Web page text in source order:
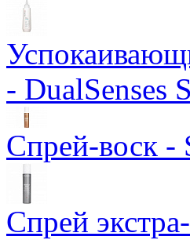
- DualSenses
Спрей-воск -
Спрей